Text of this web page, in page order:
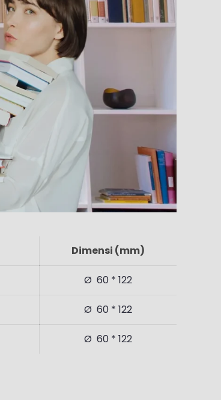
Dimensi (mm)
Ø 60 * 122
Ø 60 * 122
Ø 60 * 122